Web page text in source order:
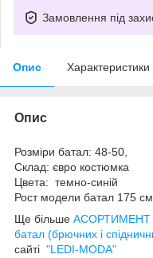
Замовлення під
Опис Характеристики
Опис
Розміри батал: 48-50,
Склад: євро костюмка
Цвета: темно-синій
Рост модели батал 175
Ще більше АСОРТИМЕНТ
батал (брючних і
сайті "LEDI-MODA"